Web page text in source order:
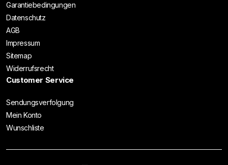
Garantiebedingungen
Datenschutz
AGB
Impressum
Sitemap
Widerrufsrecht
Customer Service
Sendungsverfolgung
Mein Konto
Wunschliste